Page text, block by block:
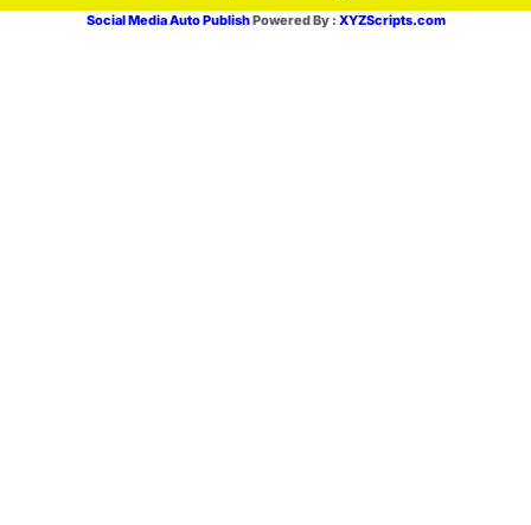
Social Media Auto PublishPowered By : XYZScripts.com